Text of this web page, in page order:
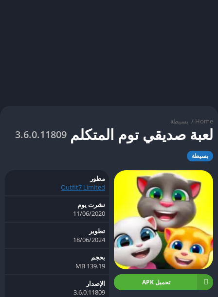
Home
/ بسيطة
لعبة صديقي توم المتكلم 3.6.0.11809
بسيطة
تحميل APK
مطور
Outfit7 Limited
نشرت يوم
11/06/2020
تطوير
18/06/2024
بحجم
139.19 MB
الإصدار
3.6.0.11809